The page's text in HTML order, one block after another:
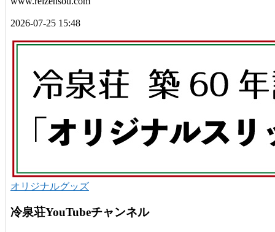
2026-07-25 15:48
オリジナルグッズ
冷泉荘YouTubeチャンネル